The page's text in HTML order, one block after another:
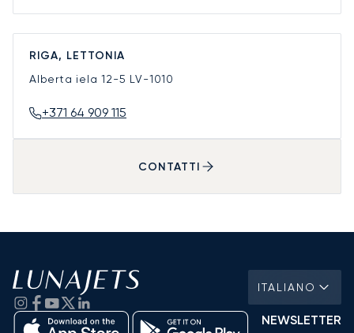
RIGA, LETTONIA
Alberta iela 12-5 LV-1010
+371 64 909 115
CONTATTI
ITALIANO
NEWSLETTER